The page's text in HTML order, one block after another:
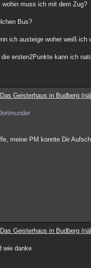
wohin muss ich mit dem Zug?
Bus?
ich austeige woher weiß ich
die ersten2Punkte kann ich
Das Geisterhaus in Budberg
meine PM konnte Dir
Das Geisterhaus in Budberg
wie danke